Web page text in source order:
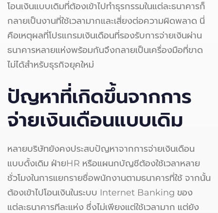
โอนเงินแบบเดิมที่ต้องเข้าไปทำธุรกรรมในแต่ละธนาคารก็
กลายเป็นงานที่ใช้เวลามากและเสี่ยงต่อความผิดพลาด นี่
คือเหตุผลที่โปรแกรมเงินเดือนที่รองรับการจ่ายเงินผ่าน
ธนาคารหลายแห่งพร้อมกันจึงกลายเป็นเครื่องมือที่ขาด
ไม่ได้สำหรับธุรกิจยุคใหม่
ปัญหาที่เกิดขึ้นจากการ
จ่ายเงินเดือนแบบเดิม
หลายบริษัทยังคงประสบปัญหาจากการจ่ายเงินเดือน
แบบดั้งเดิม ฝ่ายHR หรือแผนกบัญชีต้องใช้เวลาหลาย
ชั่วโมงในการแยกรายชื่อพนักงานตามธนาคารที่ใช้ จากนั้น
ต้องเข้าไปโอนเงินในระบบ Internet Banking ของ
แต่ละธนาคารทีละแห่ง ซึ่งไม่เพียงแต่ใช้เวลามาก แต่ยัง